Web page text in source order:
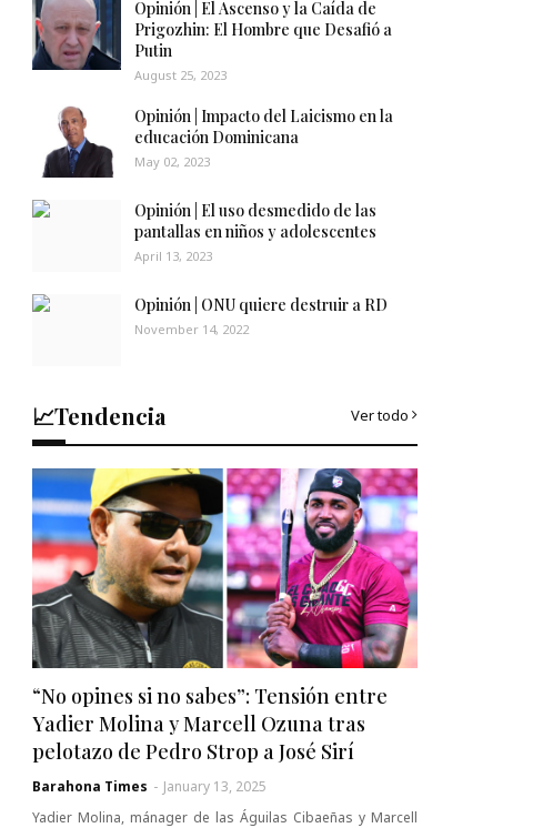
Opinión | El Ascenso y la Caída de
Prigozhin: El Hombre que Desafió a
Putin
August 25, 2023
Opinión | Impacto del Laicismo en la
educación Dominicana
May 02, 2023
Opinión | El uso desmedido de las
pantallas en niños y adolescentes
April 13, 2023
Opinión | ONU quiere destruir a RD
November 14, 2022
📈Tendencia Ver todo
“No opines si no sabes”: Tensión entre
Yadier Molina y Marcell Ozuna tras
pelotazo de Pedro Strop a José Sirí
Barahona Times - January 13, 2025
Yadier Molina, mánager de las Águilas Cibaeñas y Marcell